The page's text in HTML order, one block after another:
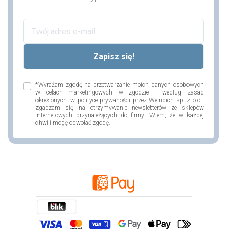
*Wyrażam zgodę na przetwarzanie moich danych osobowych
w celach marketingowych w zgodzie i według zasad
określonych w polityce prywaności przez Weindich sp. z o.o i
zgadzam się na otrzymywanie newsletterów ze sklepów
internetowych przynależących do firmy. Wiem, że w każdej
chwili mogę odwołać zgodę.